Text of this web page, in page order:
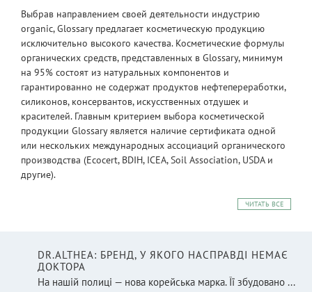
Выбрав направлением своей деятельности индустрию
organic, Glossary предлагает косметическую продукцию
исключительно высокого качества. Косметические формулы
органических средств, представленных в Glossary, минимум
на 95% состоят из натуральных компонентов и
гарантированно не содержат продуктов нефтепереработки,
силиконов, консервантов, искусственных отдушек и
красителей. Главным критерием выбора косметической
продукции Glossary является наличие сертификата одной
или нескольких международных ассоциаций органического
производства (Ecocert, BDIH, ICEA, Soil Association, USDA и
другие).
ЧИТАТЬ ВСЕ
DR.ALTHEA: БРЕНД, У ЯКОГО НАСПРАВДІ НЕМАЄ
ДОКТОРА
На нашій полиці — нова корейська марка. Її збудовано ...